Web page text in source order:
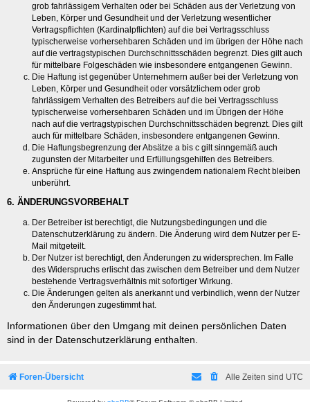
grob fahrlässigem Verhalten oder bei Schäden aus der Verletzung von
Leben, Körper und Gesundheit und der Verletzung wesentlicher
Vertragspflichten (Kardinalpflichten) auf die bei Vertragsschluss
typischerweise vorhersehbaren Schäden und im übrigen der Höhe nach
auf die vertragstypischen Durchschnittsschäden begrenzt. Dies gilt auch
für mittelbare Folgeschäden wie insbesondere entgangenen Gewinn.
Die Haftung ist gegenüber Unternehmern außer bei der Verletzung von
Leben, Körper und Gesundheit oder vorsätzlichem oder grob
fahrlässigem Verhalten des Betreibers auf die bei Vertragsschluss
typischerweise vorhersehbaren Schäden und im Übrigen der Höhe
nach auf die vertragstypischen Durchschnittsschäden begrenzt. Dies gilt
auch für mittelbare Schäden, insbesondere entgangenen Gewinn.
Die Haftungsbegrenzung der Absätze a bis c gilt sinngemäß auch
zugunsten der Mitarbeiter und Erfüllungsgehilfen des Betreibers.
Ansprüche für eine Haftung aus zwingendem nationalem Recht bleiben
unberührt.
6. ÄNDERUNGSVORBEHALT
Der Betreiber ist berechtigt, die Nutzungsbedingungen und die
Datenschutzerklärung zu ändern. Die Änderung wird dem Nutzer per E-
Mail mitgeteilt.
Der Nutzer ist berechtigt, den Änderungen zu widersprechen. Im Falle
des Widerspruchs erlischt das zwischen dem Betreiber und dem Nutzer
bestehende Vertragsverhältnis mit sofortiger Wirkung.
Die Änderungen gelten als anerkannt und verbindlich, wenn der Nutzer
den Änderungen zugestimmt hat.
Informationen über den Umgang mit deinen persönlichen Daten
sind in der Datenschutzerklärung enthalten.
Foren-Übersicht Alle Zeiten sind UTC